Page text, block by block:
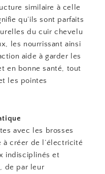
similaire à celle
qu’ils sont parfaits
du cuir chevelu
les nourrissant ainsi
aide à garder les
en bonne santé, tout
les pointes
avec les brosses
créer de l’électricité
indisciplinés et
de par leur